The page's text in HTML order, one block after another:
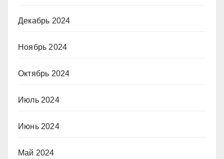
Декабрь 2024
Ноябрь 2024
Октябрь 2024
Июль 2024
Июнь 2024
Май 2024